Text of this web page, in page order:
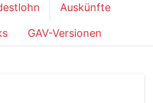
Auskünfte
GAV-Versionen